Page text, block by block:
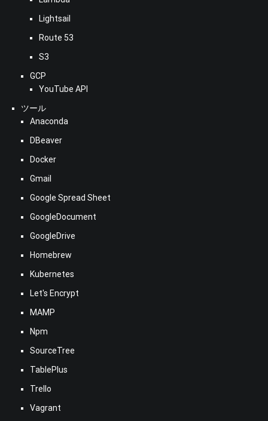
Lightsail
Route 53
S3
GCP
YouTube API
ツール
Anaconda
DBeaver
Docker
Gmail
Google Spread Sheet
GoogleDocument
GoogleDrive
Homebrew
Kubernetes
Let's Encrypt
MAMP
Npm
SourceTree
TablePlus
Trello
Vagrant